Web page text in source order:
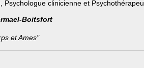
Psychologue clinicienne et
Boitsfort
et Ames"